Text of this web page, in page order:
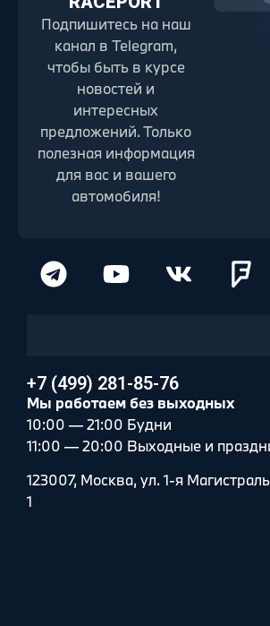
Подпишитесь на наш
канал в Telegram,
чтобы быть в курсе
новостей и
интересных
предложений. Только
полезная информация
для вас и вашего
автомобиля!
+7 (499) 281-85-76
Мы работаем без выходных
10:00 — 21:00 Будни
11:00 — 20:00 Выходные и
123007, Москва, ул. 1-я
1